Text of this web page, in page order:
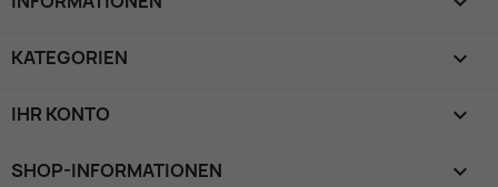
KATEGORIEN 
IHR KONTO 
SHOP-INFORMATIONEN keyboard_arrow_down